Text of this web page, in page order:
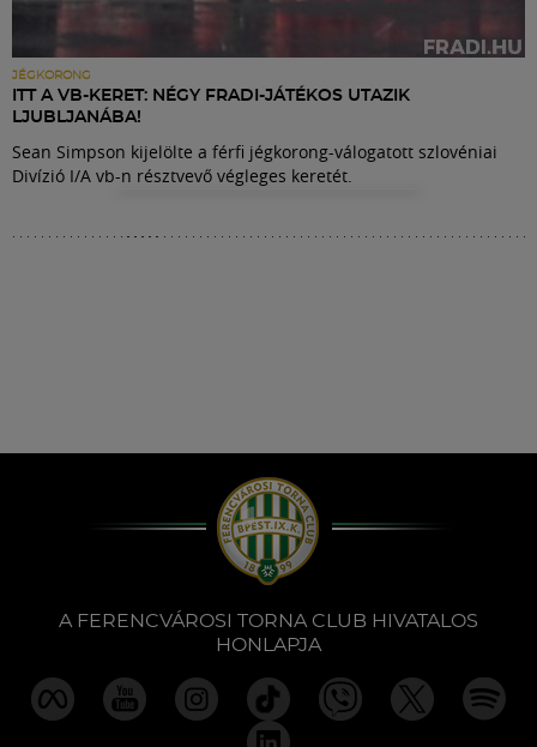
JÉGKORONG
ITT A VB-KERET: NÉGY FRADI-JÁTÉKOS UTAZIK
LJUBLJANÁBA!
Sean Simpson kijelölte a férfi jégkorong-válogatott szlovéniai
Divízió I/A vb-n résztvevő végleges keretét.
A FERENCVÁROSI TORNA CLUB HIVATALOS
HONLAPJA
Shop